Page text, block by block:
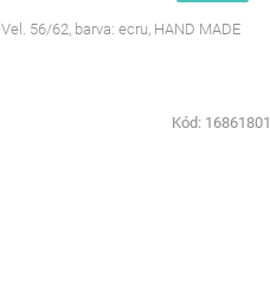
Vel. 56/62, barva: ecru, HAND MADE
Kód: 16861801